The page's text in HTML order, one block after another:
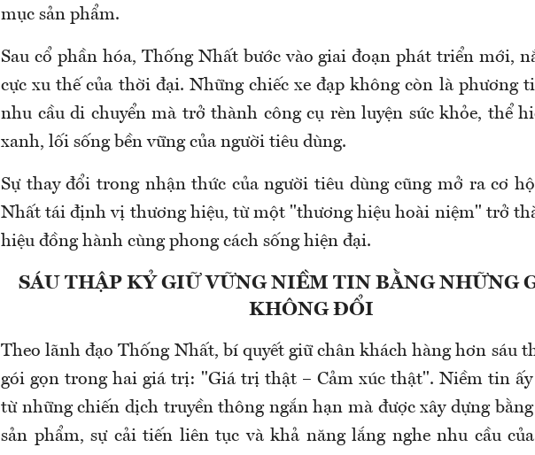
mục sản phẩm.
Sau cổ phần hóa, Thống Nhất bước vào giai đoạn phát triển mới,
cực xu thế của thời đại. Những chiếc xe đạp không còn là phương
nhu cầu di chuyển mà trở thành công cụ rèn luyện sức khỏe, thể
xanh, lối sống bền vững của người tiêu dùng.
Sự thay đổi trong nhận thức của người tiêu dùng cũng mở ra cơ
Nhất tái định vị thương hiệu, từ một "thương hiệu hoài niệm" trở
hiệu đồng hành cùng phong cách sống hiện đại.
SÁU THẬP KỶ GIỮ VỮNG NIỀM TIN BẰNG NHỮNG
KHÔNG ĐỔI
Theo lãnh đạo Thống Nhất, bí quyết giữ chân khách hàng hơn sáu
gói gọn trong hai giá trị: "Giá trị thật – Cảm xúc thật". Niềm tin ấy
từ những chiến dịch truyền thông ngắn hạn mà được xây dựng
sản phẩm, sự cải tiến liên tục và khả năng lắng nghe nhu cầu